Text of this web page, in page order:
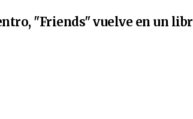
"Friends" vuelve en un